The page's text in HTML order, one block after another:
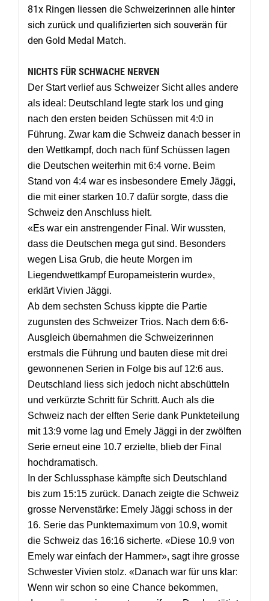
81x Ringen liessen die Schweizerinnen alle hinter
sich zurück und qualifizierten sich souverän für
den Gold Medal Match.
NICHTS FÜR SCHWACHE NERVEN
Der Start verlief aus Schweizer Sicht alles andere
als ideal: Deutschland legte stark los und ging
nach den ersten beiden Schüssen mit 4:0 in
Führung. Zwar kam die Schweiz danach besser in
den Wettkampf, doch nach fünf Schüssen lagen
die Deutschen weiterhin mit 6:4 vorne. Beim
Stand von 4:4 war es insbesondere Emely Jäggi,
die mit einer starken 10.7 dafür sorgte, dass die
Schweiz den Anschluss hielt.
«Es war ein anstrengender Final. Wir wussten,
dass die Deutschen mega gut sind. Besonders
wegen Lisa Grub, die heute Morgen im
Liegendwettkampf Europameisterin wurde»,
erklärt Vivien Jäggi.
Ab dem sechsten Schuss kippte die Partie
zugunsten des Schweizer Trios. Nach dem 6:6-
Ausgleich übernahmen die Schweizerinnen
erstmals die Führung und bauten diese mit drei
gewonnenen Serien in Folge bis auf 12:6 aus.
Deutschland liess sich jedoch nicht abschütteln
und verkürzte Schritt für Schritt. Auch als die
Schweiz nach der elften Serie dank Punkteteilung
mit 13:9 vorne lag und Emely Jäggi in der zwölften
Serie erneut eine 10.7 erzielte, blieb der Final
hochdramatisch.
In der Schlussphase kämpfte sich Deutschland
bis zum 15:15 zurück. Danach zeigte die Schweiz
grosse Nervenstärke: Emely Jäggi schoss in der
16. Serie das Punktemaximum von 10.9, womit
die Schweiz das 16:16 sicherte. «Diese 10.9 von
Emely war einfach der Hammer», sagt ihre grosse
Schwester Vivien stolz. «Danach war für uns klar:
Wenn wir schon so eine Chance bekommen,